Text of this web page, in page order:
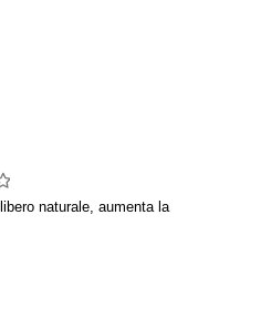
naturale, aumenta la